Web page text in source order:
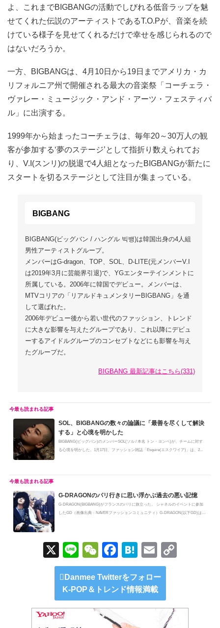
よ、これまでBIGBANGの活動でしびれる低音ラップを魅
せてくれた伝説のアーティストであるT.O.Pが、音楽を続
けている様子を見せてくれるだけで幸せを感じられるので
はないだろうか。
一方、BIGBANGは、4月10日から19日までアメリカ・カ
リフォルニア州で開催される最大の音楽祭「コーチェラ・
ヴァレー・ミュージック・アンド・アーツ・フェスティバ
ル」に出演する。
1999年から始まったコーチェラは、毎年20～30万人の観
客が参加する‘夢のステージ’として指折り数えられてお
り、V.I(スンリ)の脱退で4人組となったBIGBANGが新たに
スタートを切るステージとして注目が集まっている。
BIGBANG
BIGBANG(ビッグバン / ハングル 빅뱅)は韓国出身の4人組
男性アーティストグループ。
メンバーはG-dragon、TOP、SOL、D-LITE(元メンバーV.I
は2019年3月に芸能界引退)で、YGエンターテインメントに
所属している。2006年に韓国でデビュー。メンバーは、
MTVコリアの「リアルドキュメンタリーBIGBANG」を通
して選ばれた。
2006年デビュー後から若い世代のファッション、トレンド
に大きな影響を与えたグループであり、これ以降にデビュ
ーするアイドルグループのコンセプトなどにも影響を与え
たグループだ。
BIGBANG 最新記事はこちら(331)
SOL、BIGBANGの数々の論議に「最善を尽くして解決
する」と心境を明かした
BIGBANG(ビッグバン)のメンバーSOL(ソル / 本名 トン・ヨンベ)が、チームに対す
る心境を明かした。1月17日、ファッション雑誌「Esquire(エスクワイア)」は、2...
G-DRAGONのパリ行きに思い浮かぶ過去の悪い記憶
G-DRAGON(BIGBANG)がフランスのパリに旅立った。 シャネルのイベントに参加
したGD（画像出典：NAVERファッションコミュニティ）G-DRAGON(以下GD)は17
X Li
n
e
W
e
C
h
at
F
a
c
e
b
H
at
e
n
a
E
m
ail
Li
Danmee Twitterをフォロー
K-POP＆トレンド情報満載